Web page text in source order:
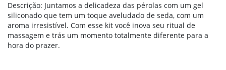
Descrição: Juntamos a delicadeza das pérolas com um gel
siliconado que tem um toque aveludado de seda, com um
aroma irresistível. Com esse kit você inova seu ritual de
massagem e trás um momento totalmente diferente para a
hora do prazer.